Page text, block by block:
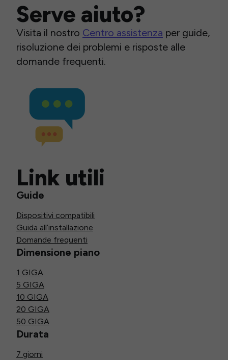
Serve aiuto?
Visita il nostro Centro assistenza per guide,
risoluzione dei problemi e risposte alle
domande frequenti.
Link utili
Guide
Dispositivi compatibili
Guida all’installazione
Domande frequenti
Dimensione piano
1 GIGA
5 GIGA
10 GIGA
20 GIGA
50 GIGA
Durata
7 giorni